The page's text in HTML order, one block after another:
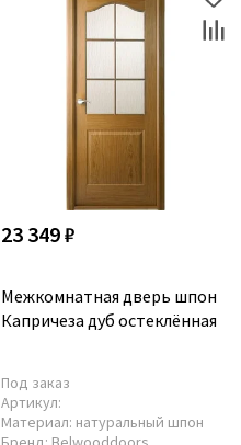
23 349 ₽
Межкомнатная дверь шпон
Капричеза дуб остеклённая
Под заказ
Артикул:
Материал: натуральный шпон